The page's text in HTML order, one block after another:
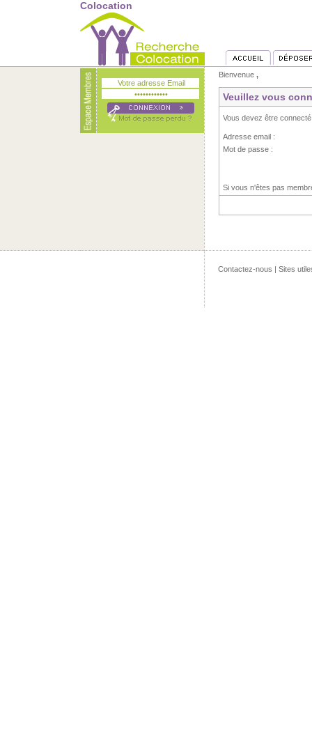
Colocation
Bienvenue ,
Veuillez vous
Vous devez être
Adresse email :
Mot de passe :
Si vous n'êtes pas
Contactez-nous | Sites